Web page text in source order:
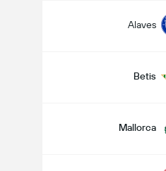
Alaves
Betis
Mallorca